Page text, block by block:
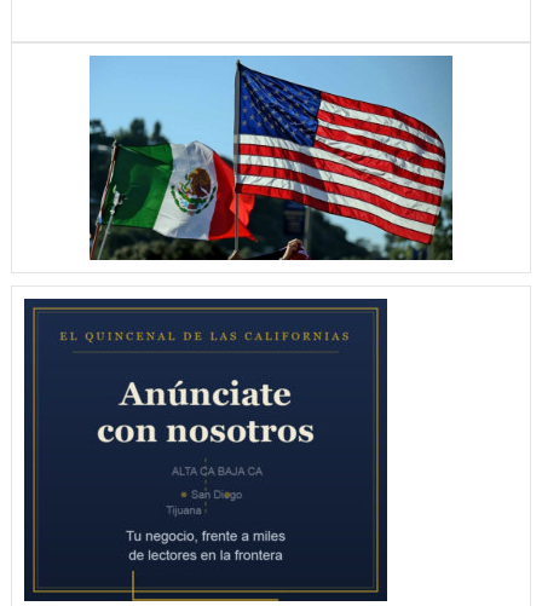
QUITÓ
MESES
LO
QUE
TANTO
HABÍAMOS
TRABAJADO
EN
GABOR
RUEDAS